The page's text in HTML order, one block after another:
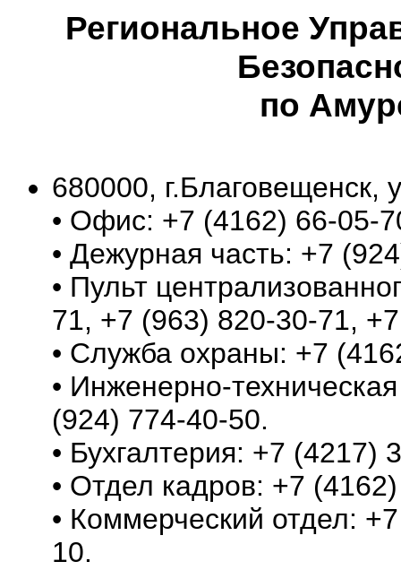
Региональное
по
680000, г.Благовещенск,
• Офис: +7 (4162) 66-05-
• Дежурная часть: +7
• Пульт
71, +7 (963) 820-30-71,
• Служба охраны: +7
• Инженерно-
(924) 774-40-50.
• Бухгалтерия: +7
• Отдел кадров: +7
• Коммерческий отдел:
10.